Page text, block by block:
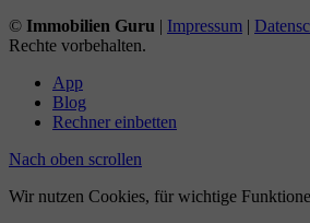
© Immobilien Guru Impressum
Rechte vorbehalten.
App
Blog
Rechner einbetten
Nach oben scrollen
Wir nutzen Cookies, für wichtige